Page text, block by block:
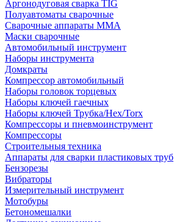
Аргонодуговая сварка TIG
Полуавтоматы сварочные
Сварочные аппараты ММА
Маски сварочные
Автомобильный инструмент
Наборы инструмента
Домкраты
Компрессор автомобильный
Наборы головок торцевых
Наборы ключей гаечных
Наборы ключей Трубка/Hex/Torx
Компрессоры и пневмоинструмент
Компрессоры
Строительныя техника
Аппараты для сварки пластиковых труб
Бензорезы
Вибраторы
Измерительный инструмент
Мотобуры
Бетономешалки